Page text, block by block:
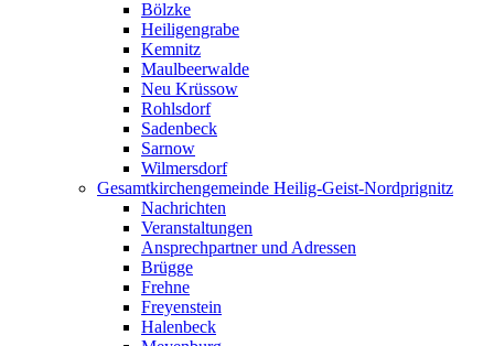
Bölzke
Heiligengrabe
Kemnitz
Maulbeerwalde
Neu Krüssow
Rohlsdorf
Sadenbeck
Sarnow
Wilmersdorf
Gesamtkirchengemeinde Heilig-Geist-Nordprignitz
Nachrichten
Veranstaltungen
Ansprechpartner und Adressen
Brügge
Frehne
Freyenstein
Halenbeck